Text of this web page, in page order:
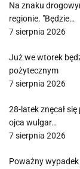
Na znaku
regionie. "Będzie…
7 sierpnia 2026
Już we wtorek
pożytecznym
7 sierpnia 2026
28-latek znęcał
ojca wulgar…
7 sierpnia 2026
Poważny